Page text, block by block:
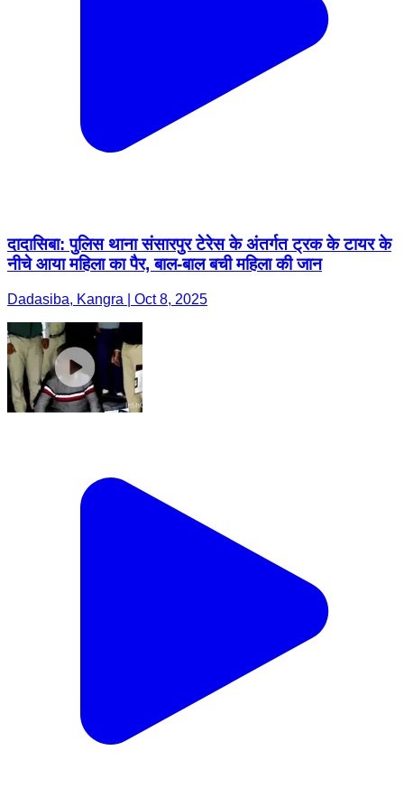
दादासिबा: पुलिस थाना संसारपुर टेरेस के अंतर्गत ट्रक के टायर के
नीचे आया महिला का पैर, बाल-बाल बची महिला की जान
Dadasiba, Kangra | Oct 8, 2025